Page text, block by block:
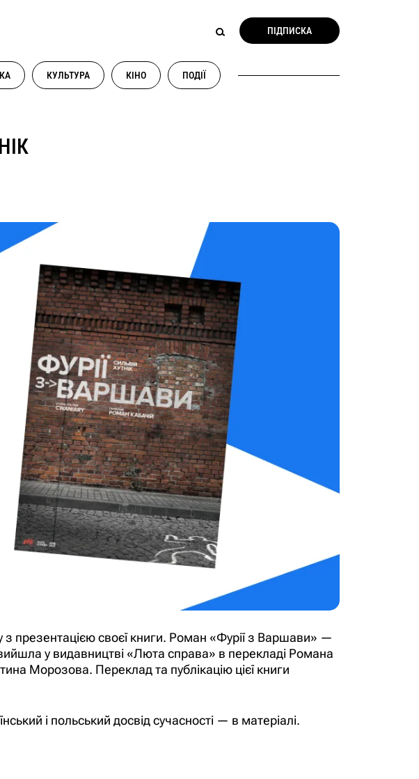
ПІДПИСКА
КУЛЬТУРА КІНО ПОДІЇ
з презентацією своєї книги. Роман «Фурії з Варшави» —
вийшла у видавництві «Люта справа» в перекладі Романа
Морозова. Переклад та публікацію цієї книги
і польський досвід сучасності — в матеріалі.